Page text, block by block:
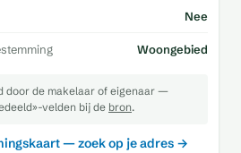
Nee
Woongebied
door de makelaar of eigenaar —
velden bij de bron.
— zoek op je adres →